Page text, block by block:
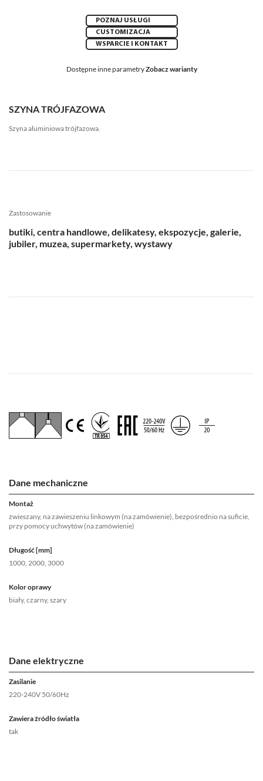
POZNAJ USŁUGI
CUSTOMIZACJA
WSPARCIE I KONTAKT
Dostępne inne parametryZobacz warianty
SZYNA TRÓJFAZOWA
Szyna aluminiowa trójfazowa.
Zastosowanie
butiki, centra handlowe, delikatesy, ekspozycje, galerie,
jubiler, muzea, supermarkety, wystawy
Dane mechaniczne
Montaż
zwieszany, na zawieszeniu linkowym (na zamówienie), bezpośrednio na suficie,
przy pomocy uchwytów (na zamówienie)
Długość [mm]
1000, 2000, 3000
Kolor oprawy
biały, czarny, szary
Dane elektryczne
Zasilanie
220-240V 50/60Hz
Zawiera źródło światła
tak